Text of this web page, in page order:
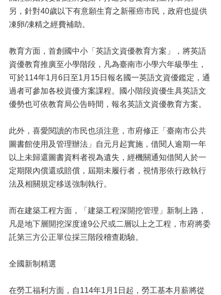
另，針對40歲以下有意願生育之新罹癌市民，政府也提供
凍卵/凍精之經費補助。
教育方面，首創國中小「英語文資優教育方案」，將英語
資優教育推廣至小學階段，凡為臺南市小學六年級學生，
可於114年1月6日至1月15日報名國一英語文資優鑑定，通
過者可參加各校資優方案課程。國小階段資優生具英語文
優勢也可依教育局公告時間，報名英語文資優教育方案。
此外，喜愛閱讀的市民也須注意，市府修正「臺南市公共
圖書館使用及管理辦法」自元月起實施，借閱人逾期一年
以上未歸還圖書資料者視為遺失，經機關通知借閱人於一
定期限內償還或賠償，屆期未履行者，視情形依行政執行
法及相關規定移送強制執行。
而在建築工程方面，「建築工程深開挖管理」新制上路，
凡是地下層開挖深度達9公尺或二層以上之工程，市府將委
託第三方公正單位採三階段稽查勘驗。
全國新制精選
在勞工福利方面，自114年1月1日起，勞工基本月薪將從